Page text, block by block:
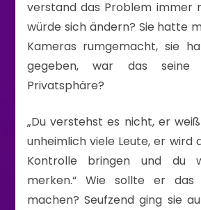
verstand das Problem immer
würde sich ändern? Sie hatte
Kameras rumgemacht, sie
gegeben, war das seine
Privatsphäre?
„Du verstehst es nicht, er
unheimlich viele Leute, er wird
Kontrolle bringen und du
merken.“ Wie sollte er das
machen? Seufzend ging sie